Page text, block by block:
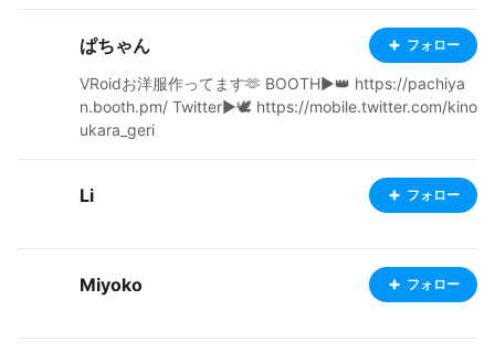
ぱちゃん フォロー
VRoidお洋服作ってます🫶 BOOTH▶︎👑 https://pachiya
n.booth.pm/ Twitter▶︎🕊 https://mobile.twitter.com/kino
ukara_geri
Li フォロー
Miyoko フォロー